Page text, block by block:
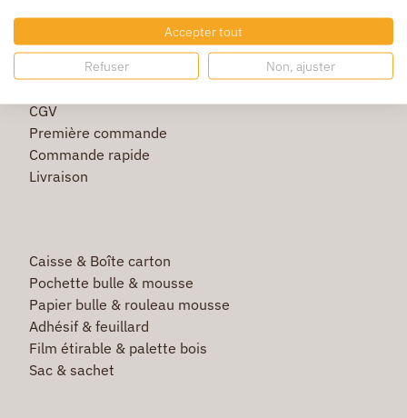
La société
CGV
Première commande
Commande rapide
Livraison
Caisse & Boîte carton
Pochette bulle & mousse
Papier bulle & rouleau mousse
Adhésif & feuillard
Film étirable & palette bois
Sac & sachet
Accepter tout
Refuser Non, ajuster